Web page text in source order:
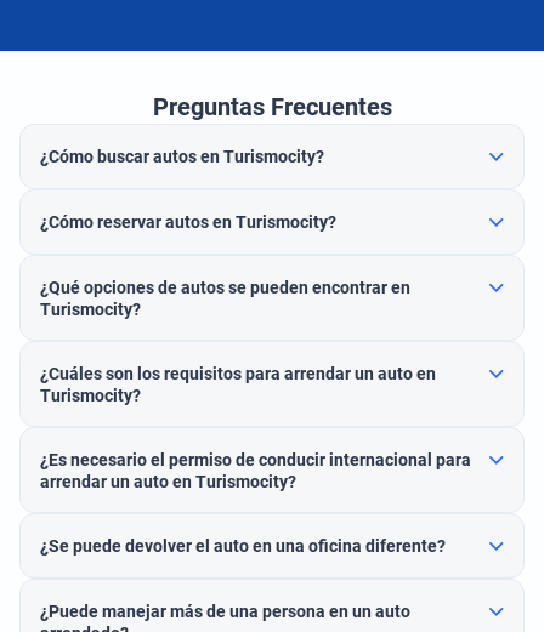
Preguntas Frecuentes
¿Cómo buscar autos en Turismocity?
¿Cómo reservar autos en Turismocity?
¿Qué opciones de autos se pueden encontrar en
Turismocity?
¿Cuáles son los requisitos para arrendar un auto en
Turismocity?
¿Es necesario el permiso de conducir internacional para
arrendar un auto en Turismocity?
¿Se puede devolver el auto en una oficina diferente?
¿Puede manejar más de una persona en un auto